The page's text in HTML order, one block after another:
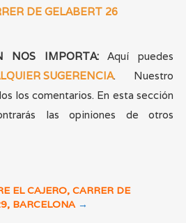
DE GELABERT 26
NOS IMPORTA:Aquí puedes
SUGERENCIA. Nuestro
los comentarios. En esta sección
las opiniones de otros
EL CAJERO, CARRER DE
BARCELONA →